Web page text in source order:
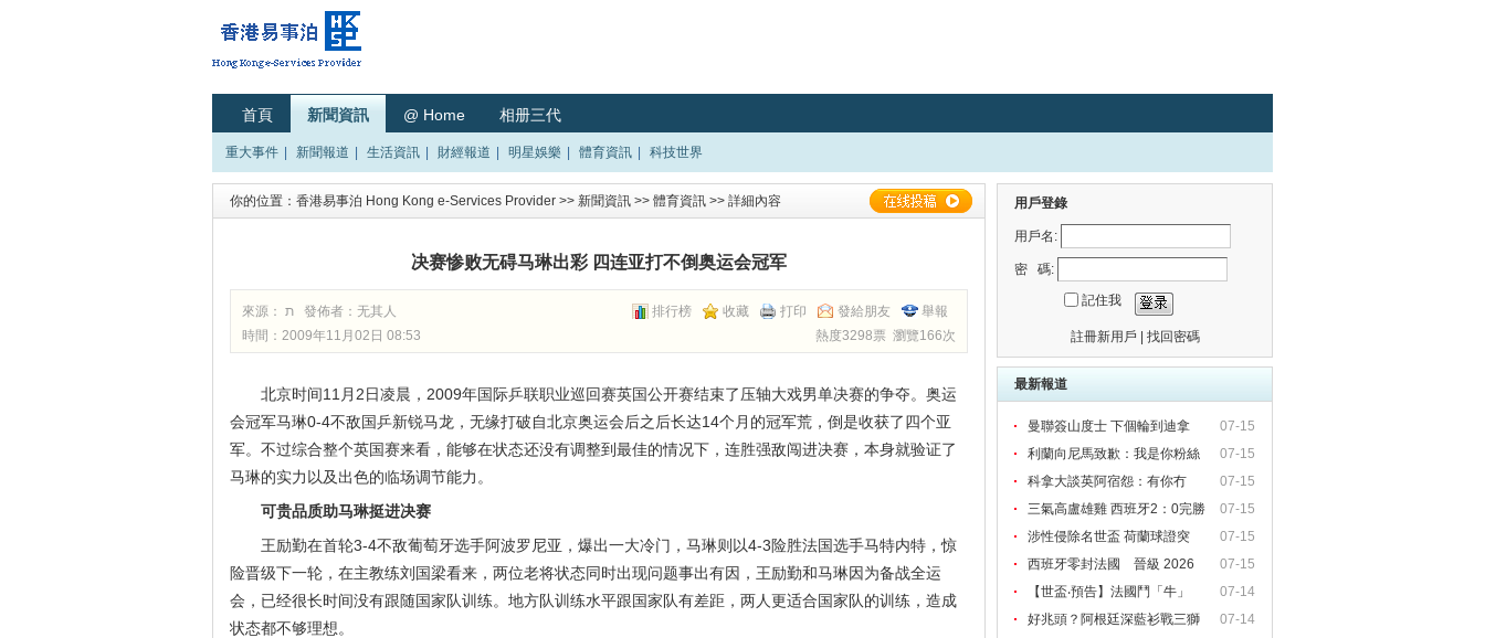
首頁 新聞資訊 @ Home 相册三代
重大事件 新聞報道 生活資訊 財經報道 明星娛樂 體育資訊 科技世界
你的位置： 香港易事泊 Hong Kong e-Services Provider >> 新聞資訊 >> 體育資訊 >> 詳細內容
决赛惨败无碍马琳出彩 四连亚打不倒奥运会冠军
排行榜 收藏 打印 發給朋友 舉報 來源： ת 發佈者： 无其人
熱度3298票 瀏覽166次
時間：2009年11月02日 08:53
北京时间11月2日凌晨，2009年国际乒联职业巡回赛英国公开赛结束了压轴大戏男单决赛的争夺。奥运
会冠军马琳0-4不敌国乒新锐马龙，无缘打破自北京奥运会后之后长达14个月的冠军荒，倒是收获了四个亚
军。不过综合整个英国赛来看，能够在状态还没有调整到最佳的情况下，连胜强敌闯进决赛，本身就验证了
马琳的实力以及出色的临场调节能力。
可贵品质助马琳挺进决赛
王励勤在首轮3-4不敌葡萄牙选手阿波罗尼亚，爆出一大冷门，马琳则以4-3险胜法国选手马特内特，惊
险晋级下一轮，在主教练刘国梁看来，两位老将状态同时出现问题事出有因，王励勤和马琳因为备战全运
会，已经很长时间没有跟随国家队训练。地方队训练水平跟国家队有差距，两人更适合国家队的训练，造成
状态都不够理想。
用戶登錄
用戶名:
密 碼:
記住我
註冊新用戶 找回密碼
最新報道
07-15
曼聯簽山度士 下個輪到迪拿
07-15
利蘭向尼馬致歉：我是你粉絲
07-15
科拿大談英阿宿怨：有你冇
我！
07-15
三氣高盧雄雞 西班牙2：0完勝
07-15
涉性侵除名世盃 荷蘭球證突
07-15
西班牙零封法國 晉級 2026
07-14
【世盃‧預告】法國鬥「牛」
07-14
好兆頭？阿根廷深藍衫戰三獅